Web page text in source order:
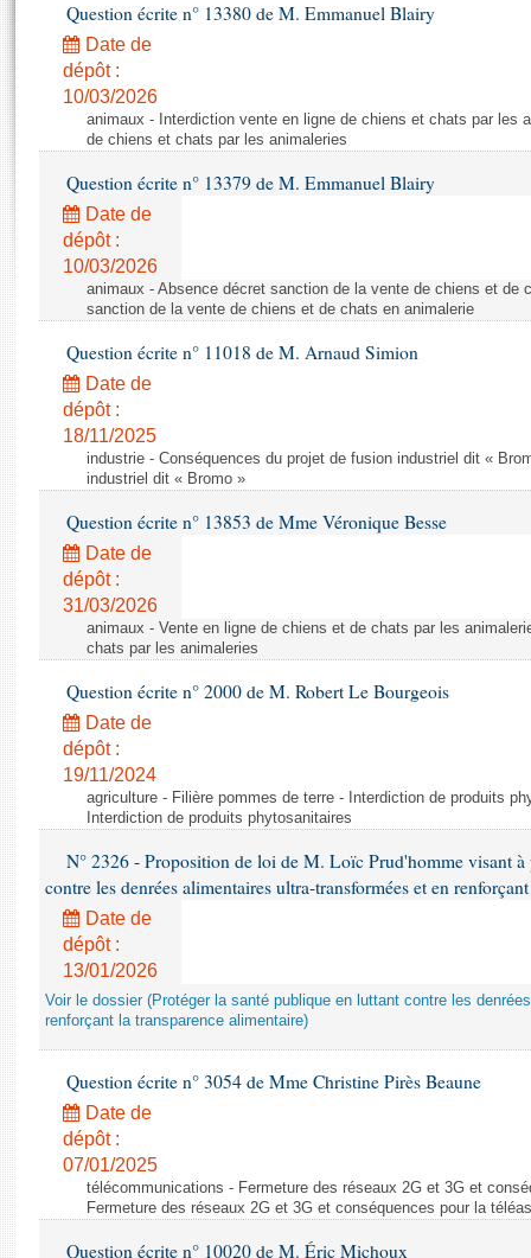
Projets de loi
Propositions de loi
Amendements
Textes adoptés
Rapports législatifs
Rapports sur l'application des lois
Baromètre de l’application des lois
Dossiers législatifs
Budget et sécurité sociale
Questions écrites et orales
Comptes rendus des débats
Histoire
Juniors
Anciennes législatures
Contacts et plan d'accès
Photos libres de droit
Question écrite n° 13380 de M. Emmanuel Blairy
Date de
dépôt :
10/03/2026
animaux - Interdiction vente en ligne de chiens et chats par les
de chiens et chats par les animaleries
Question écrite n° 13379 de M. Emmanuel Blairy
Date de
dépôt :
10/03/2026
animaux - Absence décret sanction de la vente de chiens et de
sanction de la vente de chiens et de chats en animalerie
Question écrite n° 11018 de M. Arnaud Simion
Date de
dépôt :
18/11/2025
industrie - Conséquences du projet de fusion industriel dit «
industriel dit « Bromo »
Question écrite n° 13853 de Mme Véronique Besse
Date de
dépôt :
31/03/2026
animaux - Vente en ligne de chiens et de chats par les
chats par les animaleries
Question écrite n° 2000 de M. Robert Le Bourgeois
Date de
dépôt :
19/11/2024
agriculture - Filière pommes de terre - Interdiction de produits
Interdiction de produits phytosanitaires
N° 2326 - Proposition de loi de M. Loïc Prud'homme visant
contre les denrées alimentaires ultra-transformées et en
Date de
dépôt :
13/01/2026
Voir le dossier (Protéger la santé publique en luttant contre les
renforçant la transparence alimentaire)
Question écrite n° 3054 de Mme Christine Pirès Beaune
Date de
dépôt :
07/01/2025
télécommunications - Fermeture des réseaux 2G et 3G et
Fermeture des réseaux 2G et 3G et conséquences pour la
Question écrite n° 10020 de M. Éric Michoux